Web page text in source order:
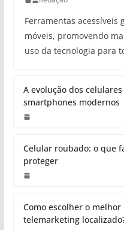
Ferramentas acessíveis
móveis, promovendo
uso da tecnologia para
A evolução dos
smartphones modernos
Celular roubado: o que
proteger
Como escolher o
telemarketing